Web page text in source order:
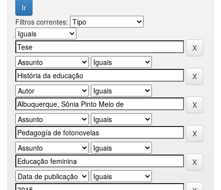
Filtros correntes: